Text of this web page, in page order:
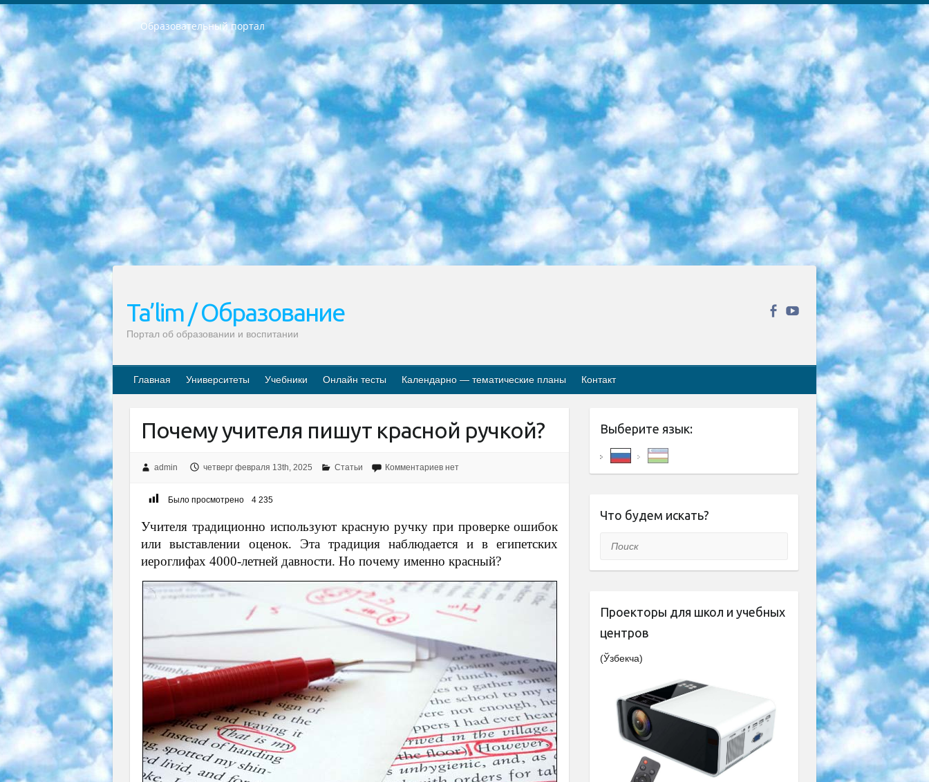
Образовательный портал
РЕСПУБЛИКА УЗБЕКИСТАН МИНИСТРЕРСТВО ДОШКОЛЬНОГО И ШКОЛЬНОГО ОБРАЗОВАНИЯ КОМАНДА в общеобразовательных учреждениях в 2023-2024 учебном году организация и проведение итоговой государственной аттестации обучающихся о Министра дошкольного и школьного образования Республики Узбекистан от 4 марта 2008 года (постановлением Минюста от 20 марта 2008 года № 1778 государственной регистрации) «Итоговое состояние учащихся общего среднего образования на основании положения об утверждении положения об аттестации общего среднего образования выпускной экзамен студентов в образовательных учреждениях в 2023-2024 учебном году В целях организации и прохождения аттестации приказываю: 1. Следующее: перечень предметов, по которым будет проводиться итоговая государственная аттестация и экзамен формы перевода согласно приложению 1; сертификаты международного образца, оценивающие уровень владения иностранными языками перечень согласно приложению 2; 2. Педагогический при специализированных образовательных учреждениях. научно-практический центр квалификации и международной оценки (Д.Давидова) 2024 г. До 25 марта: задания по предметам, по которым будет проводиться итоговая аттестация разработка и утверждение технических условий; итоговая аттестация на основании разработанного предметного задания разработка вопросов по предметам (устно и письменно), экзамен передача; общеобразовательные средние школы и специальные учебные заведения учащиеся выпускных классов школ и интернатов в агентской системе подготовка базы данных экзаменационных материалов и критериев оценки; перевод базы экзаменационных материалов на все языки обучения подать в Республиканский образовательный центр для изготовления; варианты экзаменов на основе разработанных контрольных материалов пусть будут поставлены задачи формирования. 3. Республиканский образовательный центр (Ш.Худайкулов) до 5 апреля 2024 года. до: база данных предоставленных экзаменационных материалов на все языки обучения перевод и экспертиза; для слепых, слабовидящих, глухих, слабослышащих и умственно отсталых детей учащиеся выпускных классов специализированных школ и школ-интернатов база данных экзаменационных материалов на всех преподаваемых языках подготовка критериев оценки; специализированные школы для умственно отсталых детей и технологии для учащихся выпускных классов школ-интернатов разработка соответствующих рекомендаций и критериев проведения ЕГЭ по естествознанию давать задания. 4. Педагогический при специализированных образовательных учреждениях. Научно-практический центр навыков и международной оценки (Д.Давидова), Республика образовательный центр (Худайкулов Ш.) итоговый государственный аттестационный экзамен ориентирован на творческое и логическое мышление при подготовке базы материалов учитывать введение заданий. 5. Следует отметить, что: сертификат государственного образца о знании общеобразовательного предмета и как минимум национальный уровень B1 по предметам на иностранных языках, указанным в Приложении 2. или международно признанный сертификат эквивалентного уровня студенты, изучающие определенный предмет, освобождаются от экзамена; по соответствующим предметам запланирована итоговая государственная аттестация за день до дня, путем жеребьевки Рабочей группой (в письменной форме по предметам, проводимым в форме) из числа сформированных вариантов выбрано 2 варианта; 2 выбранных варианта экзамена анонсированы на официальном сайте министерства и все выпускники по всей стране на основе этих вариантов проводит итоговую государственную аттестацию. 6. Государственное образование учащихся средних общеобразовательных учреждений. знания в соответствии с квалификационными требованиями, которые необходимо приобрести на основании стандартов итоговый (выпускной) контроль для 9 и 11 классов в целях тестирования Экзамены (далее – экзамены) состоят из предметов, перечисленных в приложении 1. будет сделано. 7. Экзамены пройдут с 26 мая по 15 июня 2024 г. (кроме науки физического воспитания). 8. Физическая для учащихся 9 классов общесредних образовательных учреждений. Экзамены по предмету «Образование, квалификация медицина» 1-6 мая 2024 года. сотрудники перевести под присмотр (с отклонениями в физическом или умственном развитии) специализированная школа для детей, школы-интернаты и со сколиозом школы-интернаты санаторного типа для больных детей исключены). 9. Он был слепым, слабовидящим и имел нарушения опорно-двигательного аппарата. экзамены в специализированных школах и интернатах для детей должны проводиться исходя из требований, предъявляемых к общеобразовательным учреждениям (физкультура кроме науки). 10. Специализированная школа для глухих и слабослышащих детей. и экзамены в интернатах и быть реализован в виде письменного теста по математике. 11. Специальность для умственно отсталых детей. Для 9 класса Родной язык и литературное письмо Государственный язык (язык обучения – узбекский). для неклассов) написано Математическое письмо Письменная/устная история Узбекистана Физическое воспитание практично Итоговый контроль Для 11 класса Написание родного языка и литературы (эссе) Математическое письмо Узбекский язык (обучение на узбекском языке) не посещающее общее среднее образование для учреждений)/Образовательное учреждение выбор письменный и устный Иностранный язык письменный/устный Письменная/устная история Узбекистана *По выбору студента:  Химия  Физика  Основы государственного права  География 10 бесплатных образовательных ресурсов - Мы составили подборку онлайн-проектов с интерактивными упражнениями, видеолекциями и статьями. Они помогут вам обрести новые и освежить старые знания бесплатно. 1. «ИНТУИТ» Старейшая образовательная площадка Рунета. Здесь вы найдёте сотни текстовых и видеокурсов на десятки различных тем — от программирования до психологии. Многие курсы подготовлены российскими университетами и крупными международными компаниями вроде Intel и Microsoft. Самостоятельное обучение бесплатное, но желающие могут оплатить услуги персональных наставников. 2. «Смартия» знакомит с актуальными профессиями и подсказывает, как им обучаться. Выбрав заинтересовавшую вас специальность — SMM-специалист, фотограф, веб-дизайнер или другую, — увидите список необходимых для неё умений. Чтобы вы могли освоить их самостоятельно, для каждого умения площадка отображает подборку ссылок на учебные материалы. Хотя «Смартия» ориентируется на русскоязычную аудиторию, часть контента всё же доступна только на английском. 3. «Лекторий Физтеха» Проект Московского физико-технического института (Физтеха). С его помощью вы можете смотреть онлайн серии лекций, записанные на видео в этом вузе. В числе доступных предметов — физика, биология, химия, информационные технологии и другие. К некоторым лекциям администрация ресурса прилагает готовые конспекты, которые можно скачивать в PDF-формате. 4. ITMOcourses Онлайн-площадка Санкт-Петербургского национального исследовательского университета информационных технологий, механики и оптики (ИТМО). Ресурс предоставляет свободный доступ к курсам, разработанным в этом вузе. Каталог материалов разбит на четыре категории: «Оптические системы и технологии», «Приборостроение и робототехника», «Информационные технологии» и «Биотехнологии». Курсы состоят из видеолекций, интерактивных демонстраций и заданий. 5. «КиберЛенинка» Электронная научная библиотека открытого доступа. Каталог площадки регулярно обрастает текстами статей из различных научных изданий. Сгруппированные по журналам и рубрикам публикации можно читать онлайн или скачивать целиком в PDF-формате. Проект нацелен на популяризацию науки за счёт открытого доступа к качественной информации. 6. «ПостНаука» На этом ресурсе публикуют подборки видеолекций, составленные экспертами из разных отраслей и объединённые общими темами. Среди них, к примеру, есть серии «Биоинформатика и геномика», «Культура средневековой Скандинавии» и Cinema Studies о теории кино. Каждая подборка лекций — логически связанная история, рассказанная экспертом от первого лица. Кроме того, на сайте появляются научно-образовательные статьи и тесты на разные темы. 7. «Newочём» Команда проекта «Newочём» отбирает самые интересные тексты из англоязычных СМИ и переводит те из них, за которые голосуют участники сообщества «ВКонтакте». По большей части это научно-популярные статьи. Редакторы придумывают лишь заголовки, в остальном содержание переводов соответствует оригиналам. Полные тексты можно читать прямо в социальной сети. 8. InternetUrok Онлайн-база материалов по основным дисциплинам школьной программы. Информация на сайте структурирована по классам, предметам и темам (урокам). Каждый урок состоит из видеолекций и конспектов. Есть также интерактивные тренажёры и тесты для закрепления пройденного материала. Даже если вы давно окончили школу, возможность повторить программу старших классов всегда может пригодиться. 9. Edutainme Ещё один ресурс об образовании. В отличие от Newtonew, как мне кажется, Edutainme больше ориентируется на представителей индустрии: педагогов, предпринимателей, разработчиков образовательных проектов. Но и любой, кто просто стремится к саморазвитию, найдёт на сайте много полезного и интересного для себя. Например, информацию о новых курсах и образовательных сервисах. 10. Newtonew Онлайн-медиа об образовании и обучении в широком смысле. Авторы Newtonew пишут об инструментах, заведениях, тактиках и стратегиях, которые помогают учить других и получать новые знания самостоятельно. На этой площадке вы найдёте новости, обзоры, аналитические мат
Ta’lim / Образование
Портал об образовании и воспитании
Главная Университеты Учебники Онлайн тесты Календарно — тематические планы Контакт
Почему учителя пишут красной ручкой?
admin четверг февраля 13th, 2025 Статьи Комментариев нет
Было просмотрено 4 235
Учителя традиционно используют красную ручку при проверке ошибок
или выставлении оценок. Эта традиция наблюдается и в египетских
иероглифах 4000-летней давности. Но почему именно красный?
Выберите язык:
Что будем искать?
Поиск
Проекторы для школ и учебных
центров
(Ўзбекча)